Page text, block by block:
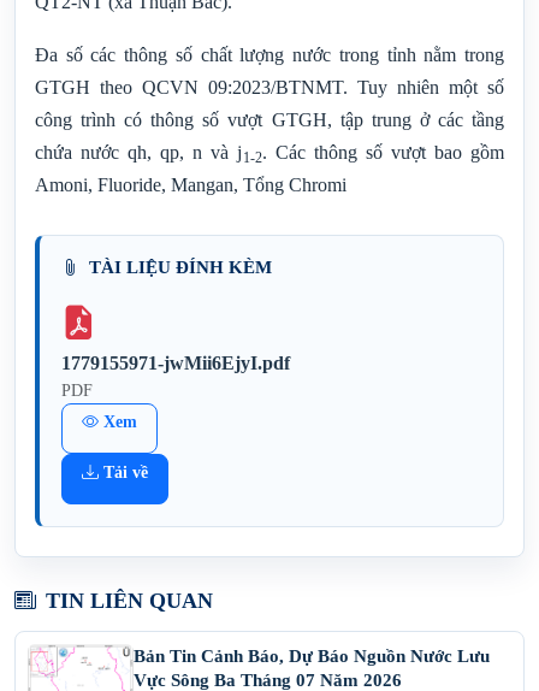
Đa số các thông số chất lượng nước trong tỉnh nằm trong
GTGH theo QCVN 09:2023/BTNMT. Tuy nhiên một số
công trình có thông số vượt GTGH, tập trung ở các tầng
chứa nước qh, qp, n và j 1-2. Các thông số vượt bao gồm
Amoni, Fluoride, Mangan, Tổng Chromi
TÀI LIỆU ĐÍNH KÈM
1779155971-jwMii6EjyI.pdf
PDF
Xem
Tải về
TIN LIÊN QUAN
Bản Tin Cảnh Báo, Dự Báo Nguồn Nước Lưu
Vực Sông Ba Tháng 07 Năm 2026